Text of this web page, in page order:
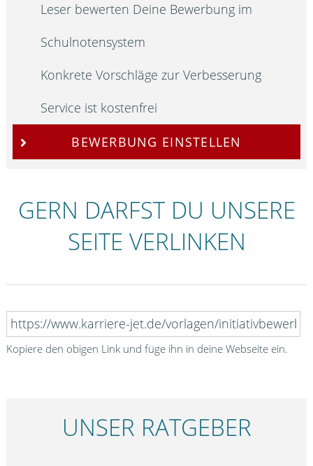
Leser bewerten Deine Bewerbung im
Schulnotensystem
Konkrete Vorschläge zur Verbesserung
Service ist kostenfrei
BEWERBUNG EINSTELLEN
GERN DARFST DU UNSERE
SEITE VERLINKEN
Kopiere den obigen Link und füge ihn in deine Webseite ein.
UNSER RATGEBER